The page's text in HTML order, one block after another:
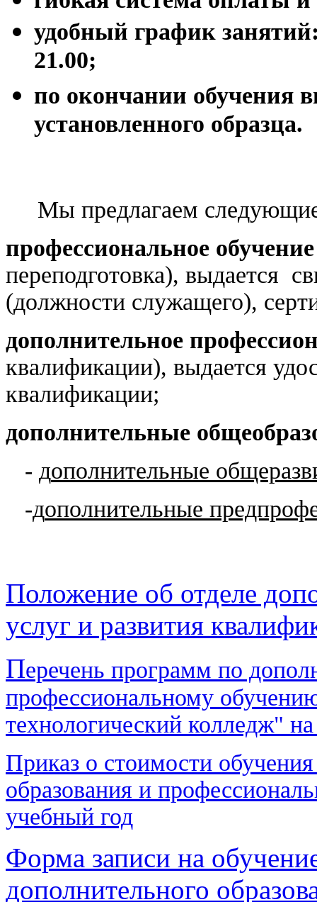
удобный график
21.00;
по окончании обучения
установленного образца.
Мы предлагаем
профессиональное
переподготовка), выдается
(должности служащего),
дополнительное
квалификации), выдается
квалификации;
дополнительные
- дополнительные
-дополнительные
Положение об отделе
услуг и развития
Перечень программ по
профессиональному
технологический колледж"
Приказ о стоимости
образования и
учебный год
Форма записи на
дополнительного